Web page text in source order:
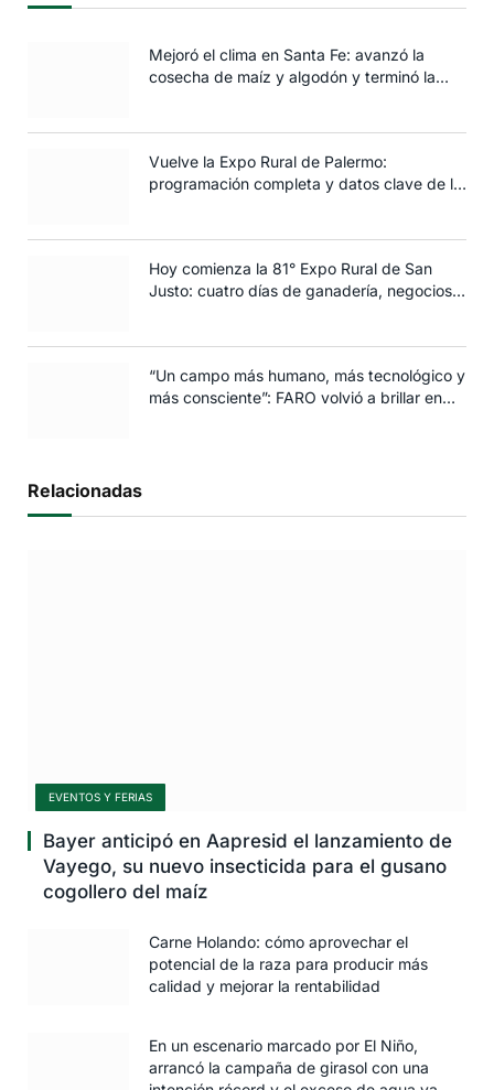
Mejoró el clima en Santa Fe: avanzó la
cosecha de maíz y algodón y terminó la
Vuelve la Expo Rural de Palermo:
programación completa y datos clave de la
Hoy comienza la 81° Expo Rural de San
Justo: cuatro días de ganadería, negocios y
“Un campo más humano, más tecnológico y
más consciente”: FARO volvió a brillar en
Relacionadas
EVENTOS Y FERIAS
Bayer anticipó en Aapresid el lanzamiento de
Vayego, su nuevo insecticida para el gusano
cogollero del maíz
Carne Holando: cómo aprovechar el
potencial de la raza para producir más
calidad y mejorar la rentabilidad
En un escenario marcado por El Niño,
arrancó la campaña de girasol con una